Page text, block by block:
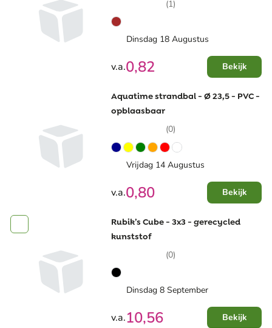
(1)
Dinsdag 18 Augustus
v.a.0,82 Bekijk
Aquatime strandbal - Ø 23,5 - PVC -
opblaasbaar
(0)
Vrijdag 14 Augustus
v.a.0,80 Bekijk
Rubik’s Cube - 3x3 - gerecycled
kunststof
(0)
Dinsdag 8 September
v.a.10,56 Bekijk